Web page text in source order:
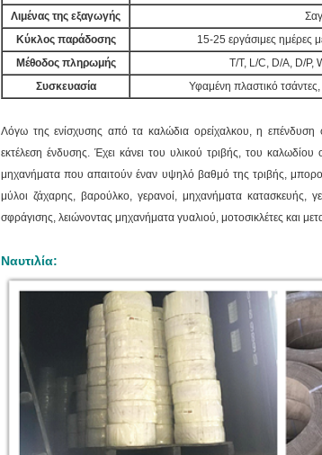
Λιμένας της εξαγωγής
Κύκλος παράδοσης
15-25 εργάσιμες ημέρες
Μέθοδος πληρωμής
T/T, L/C, D/A, D/P,
Συσκευασία
Υφαμένη πλαστικό
Λόγω της ενίσχυσης από τα καλώδια ορείχαλκου, η επένδυση
εκτέλεση ένδυσης. Έχει κάνει του υλικού τριβής, του καλωδίου
μηχανήματα που απαιτούν έναν υψηλό βαθμό της τριβής,
μύλοι ζάχαρης, βαρούλκο, γερανοί, μηχανήματα κατασκευής,
σφράγισης, λειώνοντας μηχανήματα γυαλιού, μοτοσικλέτες και
Ναυτιλία: